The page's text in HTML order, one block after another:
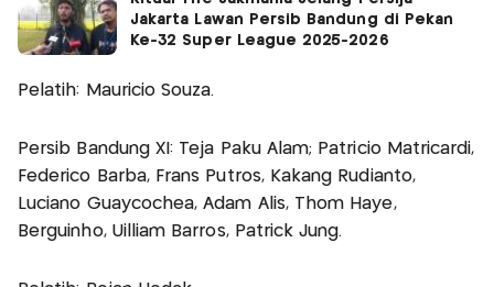
Jakarta Lawan Persib Bandung di Pekan
Ke-32 Super League 2025-2026
Pelatih: Mauricio Souza.
Persib Bandung XI: Teja Paku Alam; Patricio Matricardi,
Federico Barba, Frans Putros, Kakang Rudianto,
Luciano Guaycochea, Adam Alis, Thom Haye,
Berguinho, Uilliam Barros, Patrick Jung.